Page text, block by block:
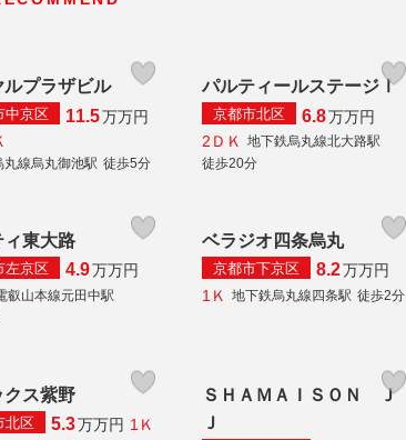
ルプラザビル
中京区 11.5万万円
丸線烏丸御池駅 徒歩5分
パルティールステージⅠ
京都市北区 6.8万万円
2ＤＫ
地下鉄烏丸線北大路駅
徒歩20分
ィ東大路
左京区 4.9万万円
叡山本線元田中駅
ベラジオ四条烏丸
京都市下京区 8.2万万円
1Ｋ
地下鉄烏丸線四条駅 徒歩2分
クス紫野
北区 5.3万万円 1Ｋ
ＳＨＡＭＡＩＳＯＮ Ｊ
Ｊ